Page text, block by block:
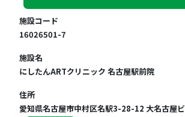
施設コード
16026501-7
施設名
にしたんARTクリニック 名古屋駅前院
住所
愛知県名古屋市中村区名駅3-28-12 大名古屋